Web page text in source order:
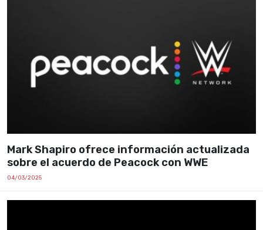
Mark Shapiro ofrece información actualizada
sobre el acuerdo de Peacock con WWE
04/03/2025